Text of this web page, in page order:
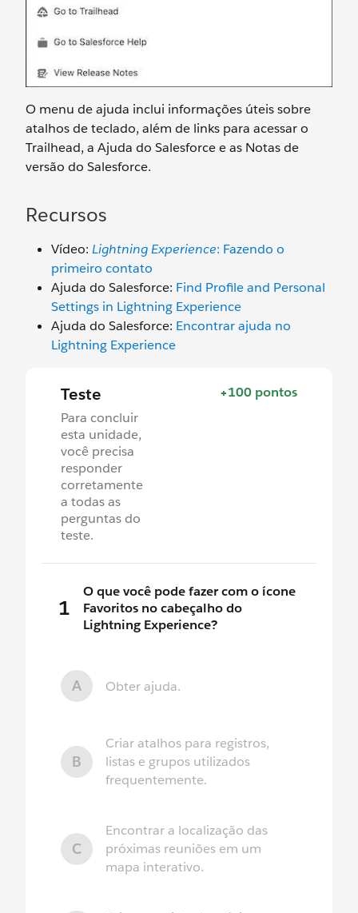
O menu de ajuda inclui informações úteis sobre
atalhos de teclado, além de links para acessar o
Trailhead, a Ajuda do Salesforce e as Notas de
versão do Salesforce.
Recursos
Vídeo: Lightning Experience: Fazendo o
primeiro contato
Ajuda do Salesforce: Find Profile and Personal
Settings in Lightning Experience
Ajuda do Salesforce: Encontrar ajuda no
Lightning Experience